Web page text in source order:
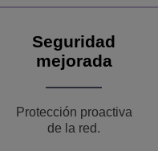
Seguridad
mejorada
Protección proactiva
de la red.